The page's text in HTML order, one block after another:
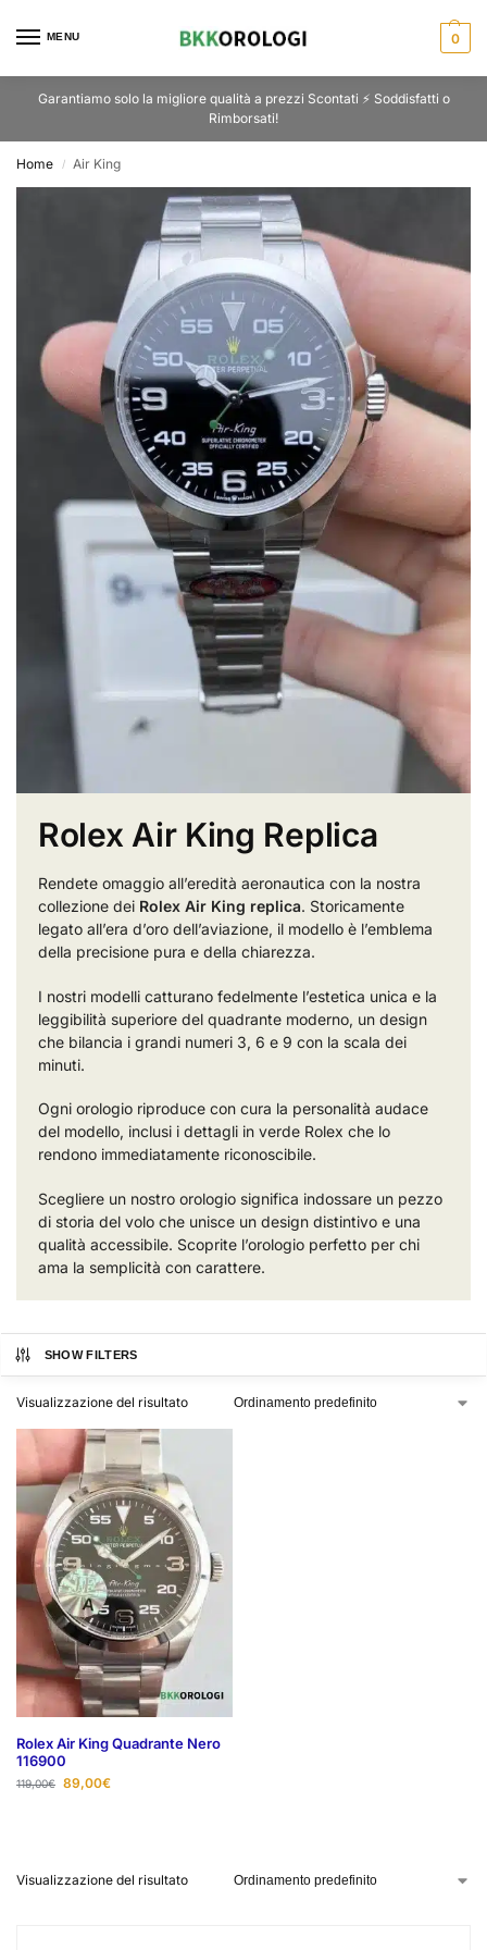
MENU 0
Garantiamo solo la migliore qualità a prezzi Scontati ⚡ Soddisfatti o
Rimborsati!
Home / Air King
Rolex Air King Replica
Rendete omaggio all’eredità aeronautica con la nostra
collezione dei Rolex Air King replica. Storicamente
legato all’era d’oro dell’aviazione, il modello è l’emblema
della precisione pura e della chiarezza.
I nostri modelli catturano fedelmente l’estetica unica e la
leggibilità superiore del quadrante moderno, un design
che bilancia i grandi numeri 3, 6 e 9 con la scala dei
minuti.
Ogni orologio riproduce con cura la personalità audace
del modello, inclusi i dettagli in verde Rolex che lo
rendono immediatamente riconoscibile.
Scegliere un nostro orologio significa indossare un pezzo
di storia del volo che unisce un design distintivo e una
qualità accessibile. Scoprite l’orologio perfetto per chi
ama la semplicità con carattere.
SHOW FILTERS
Visualizzazione del risultato
Rolex Air King Quadrante Nero
116900
119,00€ 89,00€
Visualizzazione del risultato